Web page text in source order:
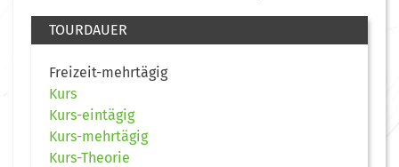
TOURDAUER
Freizeit-mehrtägig
Kurs
Kurs-eintägig
Kurs-mehrtägig
Kurs-Theorie